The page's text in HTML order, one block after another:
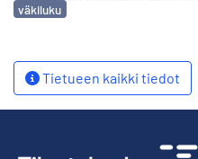
väkiluku
Tietueen kaikki tiedot